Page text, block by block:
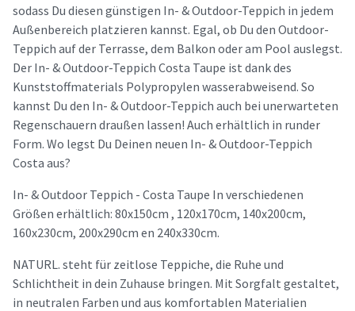
sodass Du diesen günstigen In- & Outdoor-Teppich in jedem
Außenbereich platzieren kannst. Egal, ob Du den Outdoor-
Teppich auf der Terrasse, dem Balkon oder am Pool auslegst.
Der In- & Outdoor-Teppich Costa Taupe ist dank des
Kunststoffmaterials Polypropylen wasserabweisend. So
kannst Du den In- & Outdoor-Teppich auch bei unerwarteten
Regenschauern draußen lassen! Auch erhältlich in runder
Form. Wo legst Du Deinen neuen In- & Outdoor-Teppich
Costa aus?
In- & Outdoor Teppich - Costa Taupe In verschiedenen
Größen erhältlich: 80x150cm , 120x170cm, 140x200cm,
160x230cm, 200x290cm en 240x330cm.
NATURL. steht für zeitlose Teppiche, die Ruhe und
Schlichtheit in dein Zuhause bringen. Mit Sorgfalt gestaltet,
in neutralen Farben und aus komfortablen Materialien